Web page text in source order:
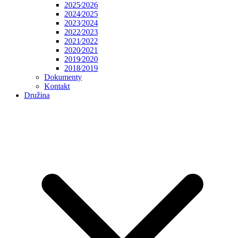
2025⁄2026
2024⁄2025
2023⁄2024
2022⁄2023
2021⁄2022
2020⁄2021
2019⁄2020
2018⁄2019
Dokumenty
Kontakt
Družina